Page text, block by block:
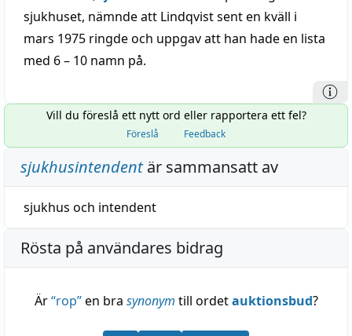
sjukhuset, nämnde att Lindqvist sent en kväll i
mars 1975 ringde och uppgav att han hade en lista
med 6 – 10 namn på.
Vill du föreslå ett nytt ord eller rapportera ett fel?
Föreslå Feedback
sjukhusintendentär sammansatt av
sjukhus och intendent
Rösta på användares bidrag
Är“rop”en bra synonym till ordetauktionsbud?